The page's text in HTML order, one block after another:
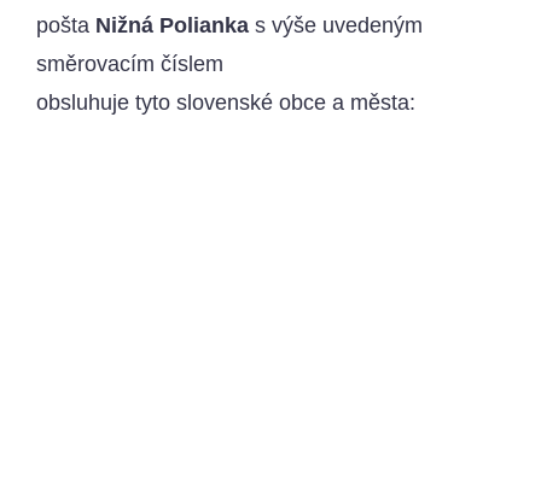
pošta Nižná Polianka s výše uvedeným
směrovacím číslem
obsluhuje tyto slovenské obce a města: